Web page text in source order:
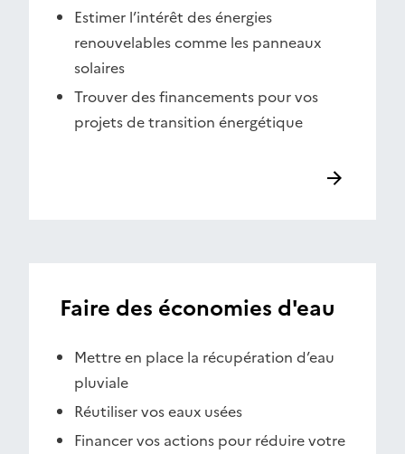
Estimer l’intérêt des énergies
renouvelables comme les panneaux
solaires
Trouver des financements pour vos
projets de transition énergétique
Faire des économies d'eau
Mettre en place la récupération d’eau
pluviale
Réutiliser vos eaux usées
Financer vos actions pour réduire votre